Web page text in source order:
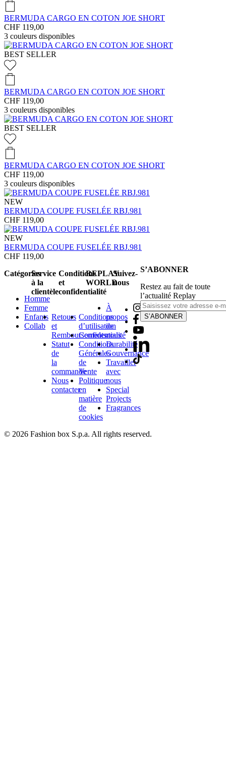
BERMUDA CARGO EN COTON JOE SHORT
CHF 119,00
3 couleurs disponibles
BEST SELLER
BERMUDA CARGO EN COTON JOE SHORT
CHF 119,00
3 couleurs disponibles
BEST SELLER
BERMUDA CARGO EN COTON JOE SHORT
CHF 119,00
3 couleurs disponibles
NEW
BERMUDA COUPE FUSELÉE RBJ.981
CHF 119,00
NEW
BERMUDA COUPE FUSELÉE RBJ.981
CHF 119,00
Catégories
Homme
Femme
Enfants
Collab
Service
à la
clientèle
Retours
et
Remboursements
Statut
de
la
commande
Nous
contacter
Conditions
et
confidentialité
Conditions
d’utilisation
Confidentialité
Conditions
Générales
de
Vente
Politique
en
matière
de
cookies
REPLAY
WORLD
À
propos
de
nous
Durabilité
Gouvernance
Travailler
avec
nous
Special
Projects
Fragrances
Suivez-
nous
S’ABONNER
Restez au fait de toute
l’actualité Replay
S’ABONNER
© 2026 Fashion box S.p.a. All rights reserved.